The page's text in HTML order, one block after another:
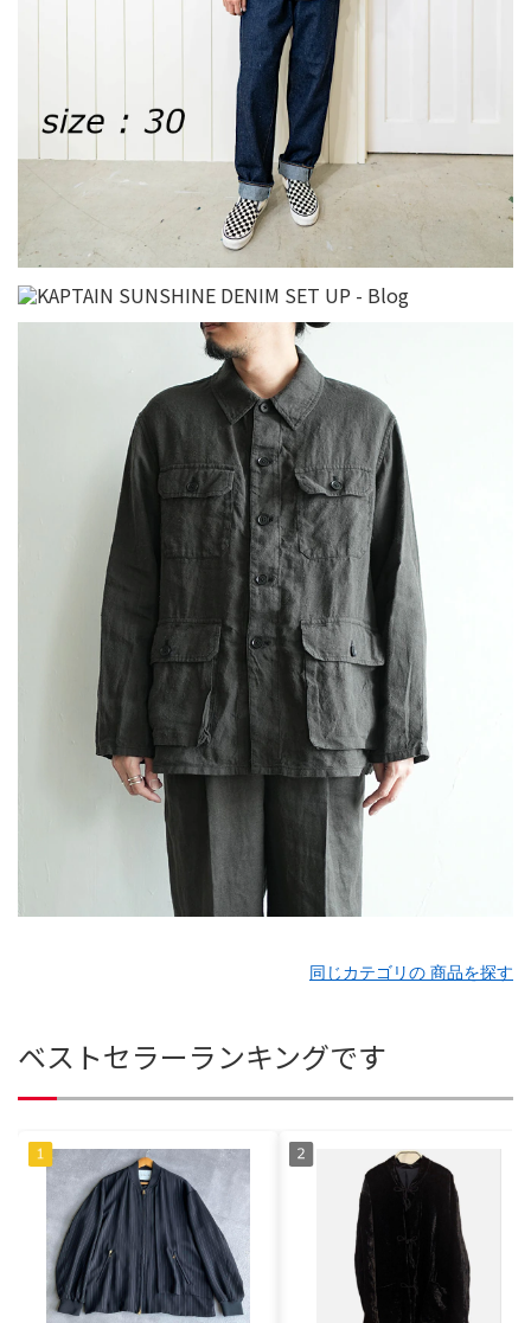
同じカテゴリの 商品を探す
ベストセラーランキングです